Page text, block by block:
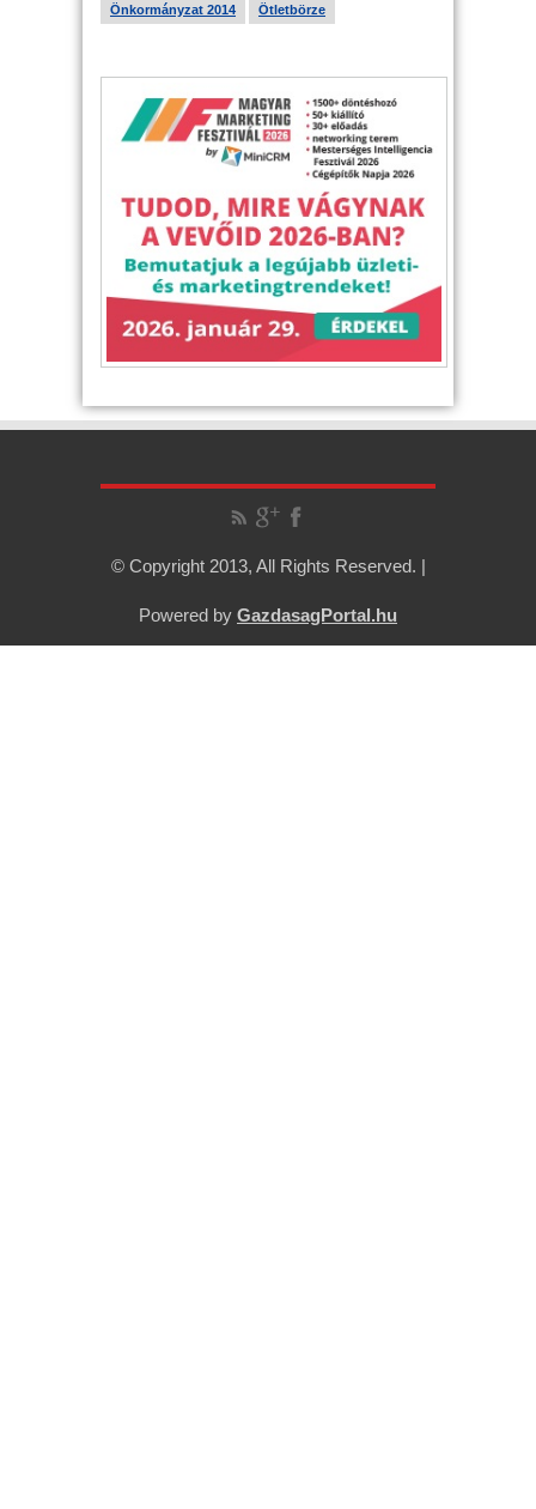
Önkormányzat 2014 Ötletbörze
© Copyright 2013, All Rights Reserved. |
Powered by GazdasagPortal.hu